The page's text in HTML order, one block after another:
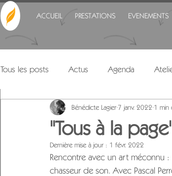
ACCUEIL PRESTATIONS EVENEMENTS
Tous les posts Actus Agenda
"Tous à la
Bénédicte Lagier 7 janv. 2022 1 min
Dernière mise à jour : 1 févr. 2022
Rencontre avec un art méconnu
chasseur de son. Avec Pascal